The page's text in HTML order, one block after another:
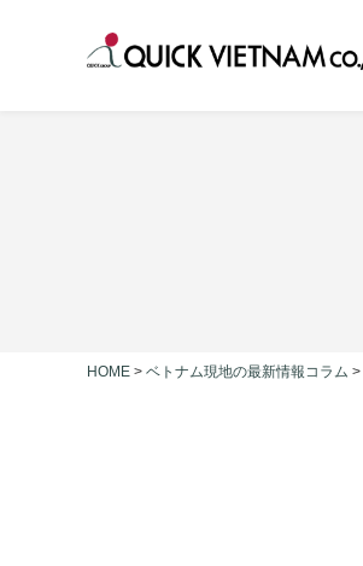
HOME > ベトナム現地の最新情報コラム >